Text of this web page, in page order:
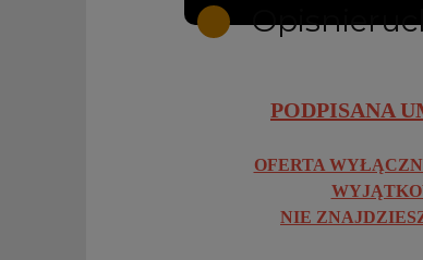
Opis
PODPISANA
OFERTA
NIE